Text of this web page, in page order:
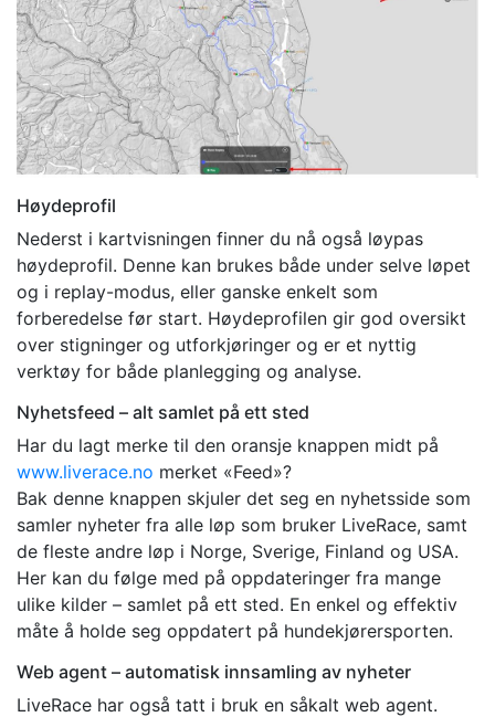
Høydeprofil
Nederst i kartvisningen finner du nå også løypas
høydeprofil. Denne kan brukes både under selve løpet
og i replay-modus, eller ganske enkelt som
forberedelse før start. Høydeprofilen gir god oversikt
over stigninger og utforkjøringer og er et nyttig
verktøy for både planlegging og analyse.
Nyhetsfeed – alt samlet på ett sted
Har du lagt merke til den oransje knappen midt på
www.liverace.no merket «Feed»?
Bak denne knappen skjuler det seg en nyhetsside som
samler nyheter fra alle løp som bruker LiveRace, samt
de fleste andre løp i Norge, Sverige, Finland og USA.
Her kan du følge med på oppdateringer fra mange
ulike kilder – samlet på ett sted. En enkel og effektiv
måte å holde seg oppdatert på hundekjørersporten.
Web agent – automatisk innsamling av nyheter
LiveRace har også tatt i bruk en såkalt web agent.